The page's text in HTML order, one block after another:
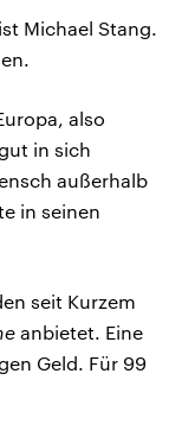
Michael Stang.
also
in sich
außerhalb
in seinen
seit Kurzem
anbietet. Eine
Geld. Für 99